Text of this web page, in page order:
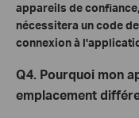
appareils de
nécessitera un code
connexion à
Q4. Pourquoi mon
emplacement